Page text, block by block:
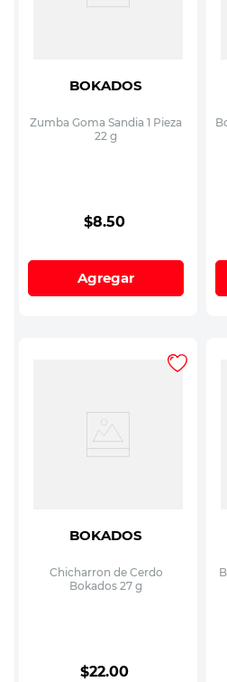
BOKADOS
Zumba Goma Sandia 1 Pieza
22 g
$8.50
Agregar
BOKADOS
Chicharron de Cerdo
Bokados 27 g
$22.00